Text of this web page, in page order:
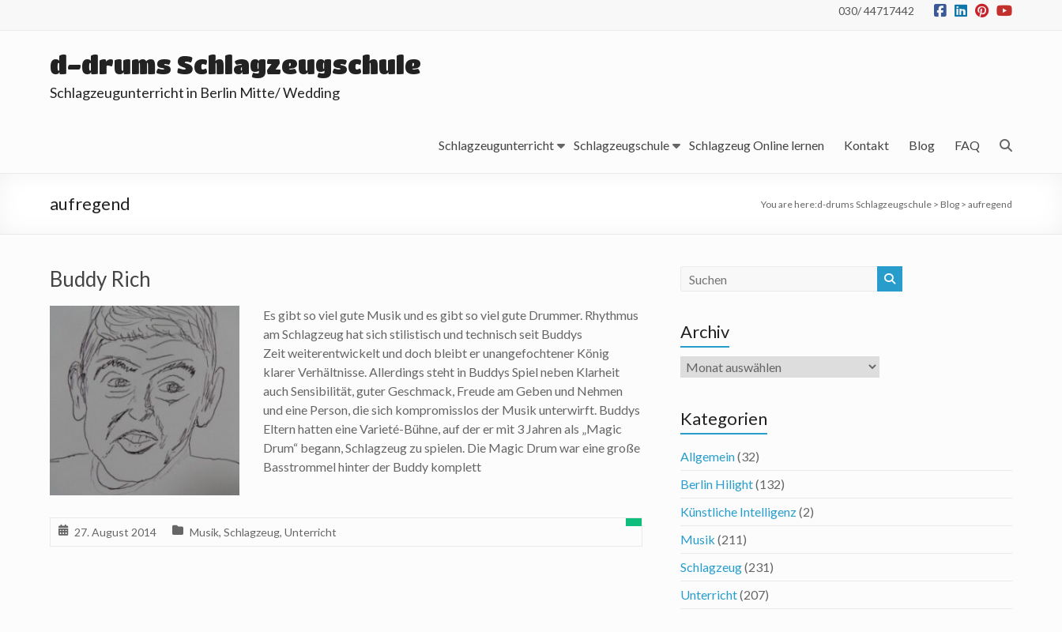
030/ 44717442
d-drums Schlagzeugschule
Schlagzeugunterricht in Berlin Mitte/ Wedding
Schlagzeugunterricht Schlagzeugschule Schlagzeug Online lernen Kontakt Blog FAQ
aufregend You are here:d-drums Schlagzeugschule > Blog > aufregend
Buddy Rich
Es gibt so viel gute Musik und es gibt so viel gute Drummer. Rhythmus
am Schlagzeug hat sich stilistisch und technisch seit Buddys
Zeit weiterentwickelt und doch bleibt er unangefochtener König
klarer Verhältnisse. Allerdings steht in Buddys Spiel neben Klarheit
auch Sensibilität, guter Geschmack, Freude am Geben und Nehmen
und eine Person, die sich kompromisslos der Musik unterwirft. Buddys
Eltern hatten eine Varieté-Bühne, auf der er mit 3 Jahren als „Magic
Drum“ begann, Schlagzeug zu spielen. Die Magic Drum war eine große
Basstrommel hinter der Buddy komplett
27. August 2014 Musik, Schlagzeug, Unterricht
Archiv
Archiv
Kategorien
Allgemein(32)
Berlin Hilight(132)
Künstliche Intelligenz(2)
Musik (211)
Schlagzeug(231)
Unterricht(207)